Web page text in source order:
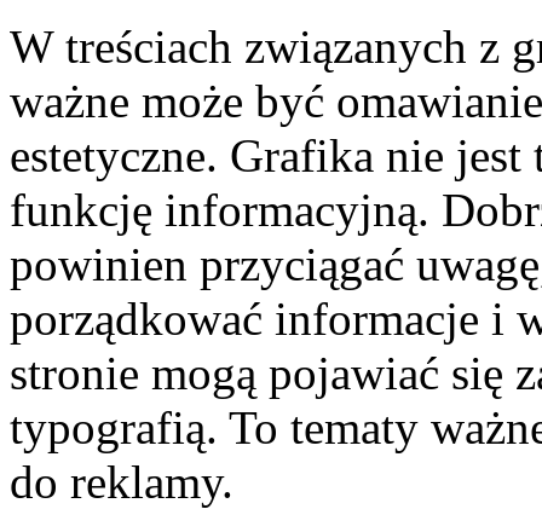
W treściach związanych z
ważne może być
estetyczne. Grafika nie jest
funkcję informacyjną.
powinien przyciągać
porządkować informacje i
stronie mogą pojawiać się
typografią. To tematy
do reklamy.